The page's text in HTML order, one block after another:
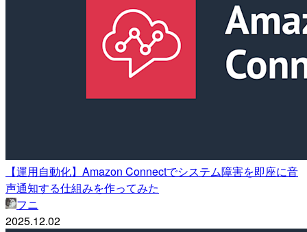
【運用自動化】Amazon Connectでシステム障害を即座に音
声通知する仕組みを作ってみた
フニ
2025.12.02